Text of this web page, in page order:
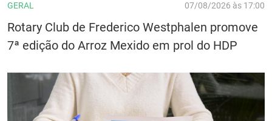
GERAL 07/08/2026 às 17:00
Rotary Club de Frederico Westphalen promove
7ª edição do Arroz Mexido em prol do HDP